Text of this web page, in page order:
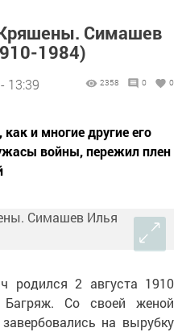
Симашев
1984)
13:39 2358 0 0
и многие другие его
войны, пережил плен
родился 2 августа 1910
Со своей женой
на вырубку